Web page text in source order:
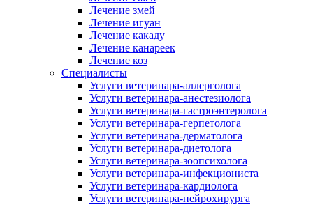
Лечение змей
Лечение игуан
Лечение какаду
Лечение канареек
Лечение коз
Специалисты
Услуги ветеринара-аллерголога
Услуги ветеринара-анестезиолога
Услуги ветеринара-гастроэнтеролога
Услуги ветеринара-герпетолога
Услуги ветеринара-дерматолога
Услуги ветеринара-диетолога
Услуги ветеринара-зоопсихолога
Услуги ветеринара-инфекциониста
Услуги ветеринара-кардиолога
Услуги ветеринара-нейрохирурга